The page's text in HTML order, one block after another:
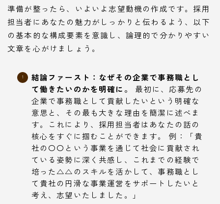
準備が整ったら、いよいよ志望動機の作成です。採用
担当者にあなたの魅力がしっかりと伝わるよう、以下
の基本的な構成要素を意識し、論理的で分かりやすい
文章を心がけましょう。
結論ファースト：なぜその企業で事務職とし
て働きたいのかを明確に。
最初に、応募先の
企業で事務職として貢献したいという明確な
意思と、その最も大きな理由を簡潔に述べま
す。これにより、採用担当者はあなたの話の
核心をすぐに掴むことができます。 例：「貴
社の〇〇という事業を通じて社会に貢献され
ている姿勢に深く共感し、これまでの経験で
培った△△のスキルを活かして、事務職とし
て貴社の円滑な事業運営をサポートしたいと
考え、志望いたしました。」